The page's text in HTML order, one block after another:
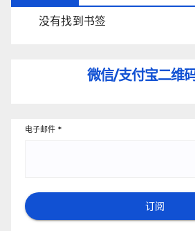
没有找到书签
微信/支付宝二维
电子邮件 *
订阅